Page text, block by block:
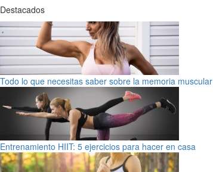
Destacados
Todo lo que necesitas saber sobre la memoria muscular
Entrenamiento HIIT: 5 ejercicios para hacer en casa